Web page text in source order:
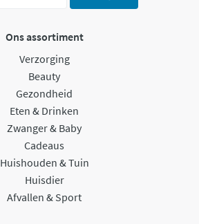
Ons assortiment
Verzorging
Beauty
Gezondheid
Eten & Drinken
Zwanger & Baby
Cadeaus
Huishouden & Tuin
Huisdier
Afvallen & Sport